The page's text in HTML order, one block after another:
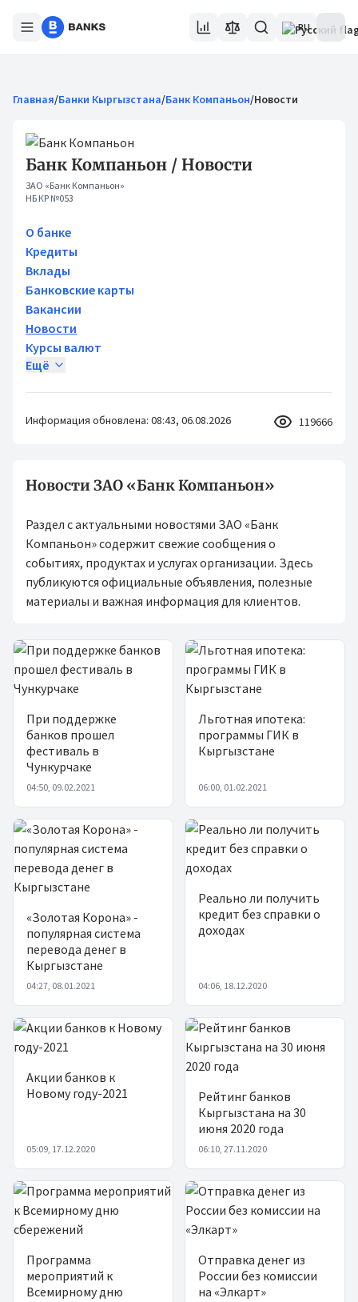
RU
Главная/Банки Кыргызстана/Банк Компаньон/Новости
Банк Компаньон / Новости
ЗАО «Банк Компаньон»
НБ КР №053
О банке
Кредиты
Вклады
Банковские карты
Вакансии
Новости
Курсы валют
Ещё
Информация обновлена: 08:43, 06.08.2026 119666
Новости ЗАО «Банк Компаньон»
Раздел с актуальными новостями ЗАО «Банк
Компаньон» содержит свежие сообщения о
событиях, продуктах и услугах организации. Здесь
публикуются официальные объявления, полезные
материалы и важная информация для клиентов.
Новости
При поддержке
банков прошел
фестиваль в
Чункурчаке
04:50, 09.02.2021
Льготная ипотека:
программы ГИК в
Кыргызстане
06:00, 01.02.2021
«Золотая Корона» -
популярная система
перевода денег в
Кыргызстане
04:27, 08.01.2021
Реально ли получить
кредит без справки о
доходах
04:06, 18.12.2020
Акции банков к
Новому году-2021
05:09, 17.12.2020
Рейтинг банков
Кыргызстана на 30
июня 2020 года
06:10, 27.11.2020
Программа
мероприятий к
Всемирному дню
Отправка денег из
России без комиссии
на «Элкарт»